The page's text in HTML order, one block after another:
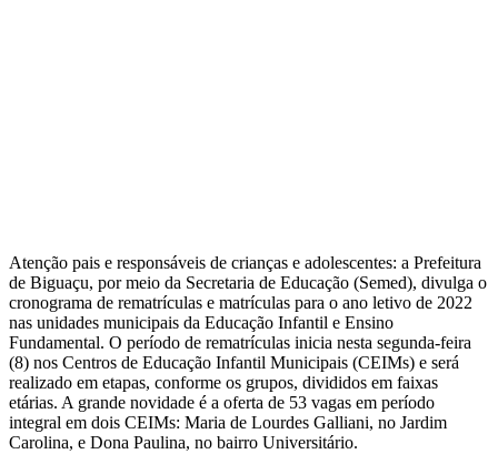
Atenção pais e responsáveis de crianças e adolescentes: a Prefeitura
de Biguaçu, por meio da Secretaria de Educação (Semed), divulga o
cronograma de rematrículas e matrículas para o ano letivo de 2022
nas unidades municipais da Educação Infantil e Ensino
Fundamental. O período de rematrículas inicia nesta segunda-feira
(8) nos Centros de Educação Infantil Municipais (CEIMs) e será
realizado em etapas, conforme os grupos, divididos em faixas
etárias. A grande novidade é a oferta de 53 vagas em período
integral em dois CEIMs: Maria de Lourdes Galliani, no Jardim
Carolina, e Dona Paulina, no bairro Universitário.